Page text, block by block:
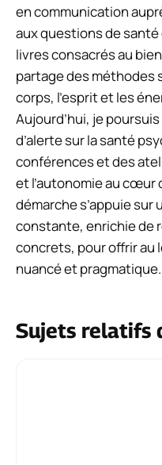
en communication
aux questions de santé
livres consacrés au
partage des méthodes
corps, l’esprit et les
Aujourd’hui, je
d’alerte sur la santé
conférences et des
et l’autonomie au cœur
démarche s’appuie
constante, enrichie de
concrets, pour offrir au
nuancé et pragmatique.
Sujets relatifs